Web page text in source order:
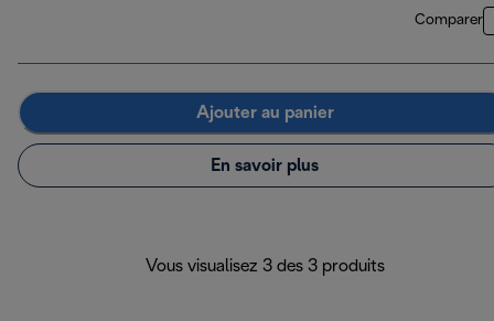
Comparer
Ajouter au panier
En savoir plus
Vous visualisez 3 des 3 produits